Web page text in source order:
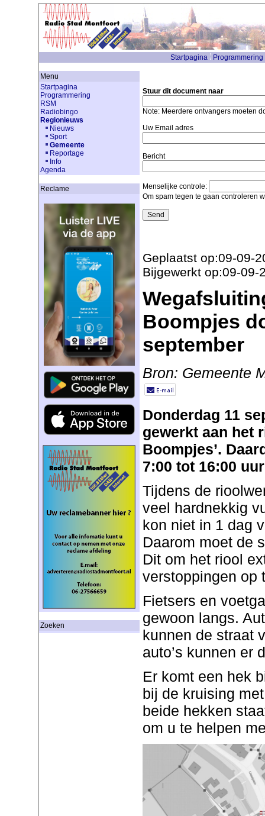
Startpagina Programmering
Menu
Startpagina
Programmering
RSM
Radiobingo
Regionieuws
Nieuws
Sport
Gemeente
Reportage
Info
Agenda
Reclame
Zoeken
Stuur dit document naar
Note: Meerdere ontvangers moeten
Uw Email adres
Bericht
Menselijke controle:
Om spam tegen te gaan controleren
Geplaatst op:09-09-
Bijgewerkt op:09-09-
Boompjes
september
Bron: Gemeente
Donderdag 11
gewerkt aan het
Boompjes’.
7:00 tot 16:00
Tijdens de
veel hardnekkig
kon niet in 1 dag
Daarom moet de
Dit om het riool
verstoppingen op
Fietsers en
gewoon langs.
kunnen de straat
auto’s kunnen er
Er komt een hek
bij de kruising
beide hekken
om u te helpen